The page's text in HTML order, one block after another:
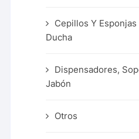
Cepillos Y Esponjas
Ducha
Dispensadores,
Jabón
Otros